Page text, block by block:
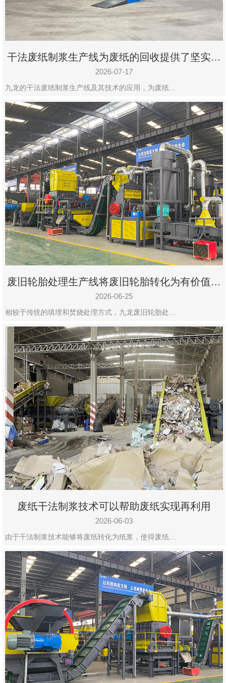
干法废纸制浆生产线为废纸的回收提供了坚实的
保障
2026-07-17
九龙的干法废纸制浆生产线及其技术的应用，为废纸…
废旧轮胎处理生产线将废旧轮胎转化为有价值的
资源
2026-06-25
相较于传统的填埋和焚烧处理方式，九龙废旧轮胎处…
废纸干法制浆技术可以帮助废纸实现再利用
2026-06-03
由于干法制浆技术能够将废纸转化为纸浆，使得废纸…